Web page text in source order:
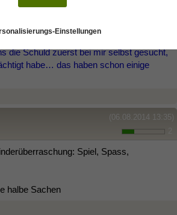
Angriff. Und Selbstkritik ist für
die Schuld zuerst bei mir selbst gesucht,
habe… das haben schon einige
(06.08.2014 13:35)
Spiel, Spass,
halbe Sachen
Einstellungen